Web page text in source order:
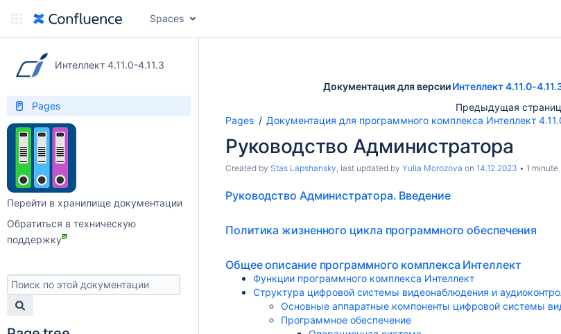
Spaces
Интеллект 4.11.0-4.11.3
Pages
Перейти в хранилище документации
Обратиться в техническую
поддержку
Документация для версииИнтеллект 4.11.0-
Предыдущая
Pages
Документация для программного комплекса Интеллект
Руководство Администратора
Created by Stas Lapshansky, last updated by Yulia Morozova on 14.12.2023 1 minute
Руководство Администратора. Введение
Политика жизненного цикла программного обеспечения
Общее описание программного комплекса Интеллект
Функции программного комплекса Интеллект
Структура цифровой системы видеонаблюдения и
Основные аппаратные компоненты цифровой системы
Программное обеспечение